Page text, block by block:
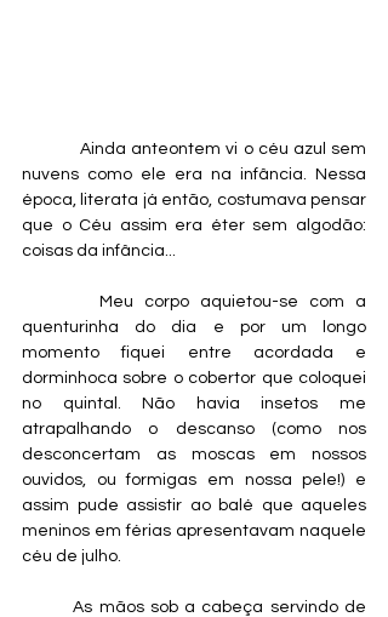
nuvens como ele era na infância. Nessa
época, literata já então, costumava pensar
que o Céu assim era éter sem algodão:
coisas da infância...
quenturinha do dia e por um longo
momento fiquei entre acordada e
dorminhoca sobre o cobertor que coloquei
no quintal. Não havia insetos me
atrapalhando o descanso (como nos
desconcertam as moscas em nossos
ouvidos, ou formigas em nossa pele!) e
assim pude assistir ao balé que aqueles
meninos em férias apresentavam naquele
céu de julho.
As mãos sob a cabeça servindo de